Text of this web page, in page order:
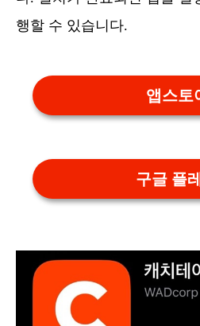
행할 수 있습니다.
앱스토
구글 플